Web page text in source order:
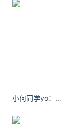
https://
*文章为作者独立观
小何同学yo：一个人一无所有，其实一点也不可怕